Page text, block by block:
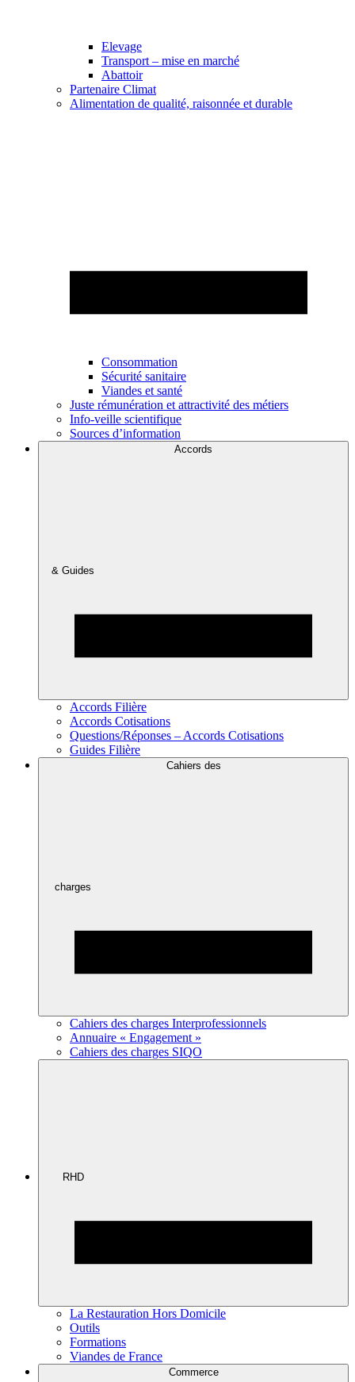
Elevage
Transport – mise en marché
Abattoir
Partenaire Climat
Alimentation de qualité, raisonnée et durable
Consommation
Sécurité sanitaire
Viandes et santé
Juste rémunération et attractivité des métiers
Info-veille scientifique
Sources d’information
Accords
& Guides
Accords Filière
Accords Cotisations
Questions/Réponses – Accords Cotisations
Guides Filière
Cahiers des
charges
Cahiers des charges Interprofessionnels
Annuaire « Engagement »
Cahiers des charges SIQO
RHD
La Restauration Hors Domicile
Outils
Formations
Viandes de France
Commerce